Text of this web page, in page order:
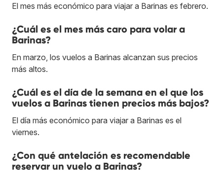
El mes más económico para viajar a Barinas es febrero.
¿Cuál es el mes más caro para volar a
Barinas?
En marzo, los vuelos a Barinas alcanzan sus precios
más altos.
¿Cuál es el día de la semana en el que los
vuelos a Barinas tienen precios más bajos?
El día más económico para viajar a Barinas es el
viernes.
¿Con qué antelación es recomendable
reservar un vuelo a Barinas?